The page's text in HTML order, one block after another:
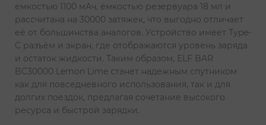
емкостью 1100 мАч, ёмкостью резервуара 18 мл и
рассчитана на 30000 затяжек, что выгодно отличает
её от большинства аналогов. Устройство имеет Type-
C разъём и экран, где отображаются уровень заряда
и остаток жидкости. Таким образом, ELF BAR
BC30000 Lemon Lime станет надежным спутником
как для повседневного использования, так и для
долгих поездок, предлагая сочетание высокого
ресурса и быстрой зарядки.